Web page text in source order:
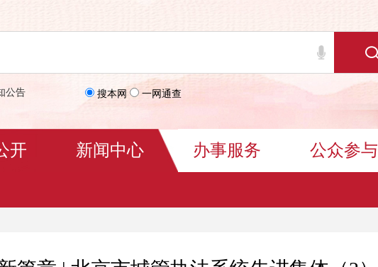
搜本网 一网通查
公告
开 新闻中心 办事服务 公众参与